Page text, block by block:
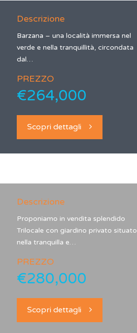
Descrizione
Barzana – una località immersa nel
verde e nella tranquillità, circondata
dal…
PREZZO
€264,000
Scopri dettagli
Descrizione
Proponiamo in vendita splendido
Trilocale con giardino privato situato
nella tranquilla e…
PREZZO
€280,000
Scopri dettagli